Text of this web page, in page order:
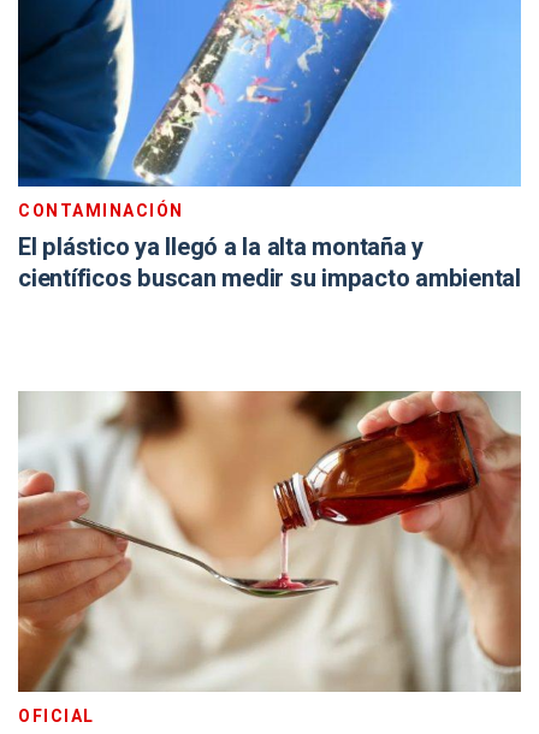
CONTAMINACIÓN
El plástico ya llegó a la alta montaña y
científicos buscan medir su impacto ambiental
OFICIAL